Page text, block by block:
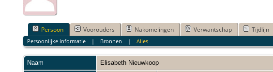
Persoon Voorouders Nakomelingen Verwantschap Tijdlijn
Persoonlijke informatie| Bronnen | Alles
Naam Elisabeth Nieuwkoop